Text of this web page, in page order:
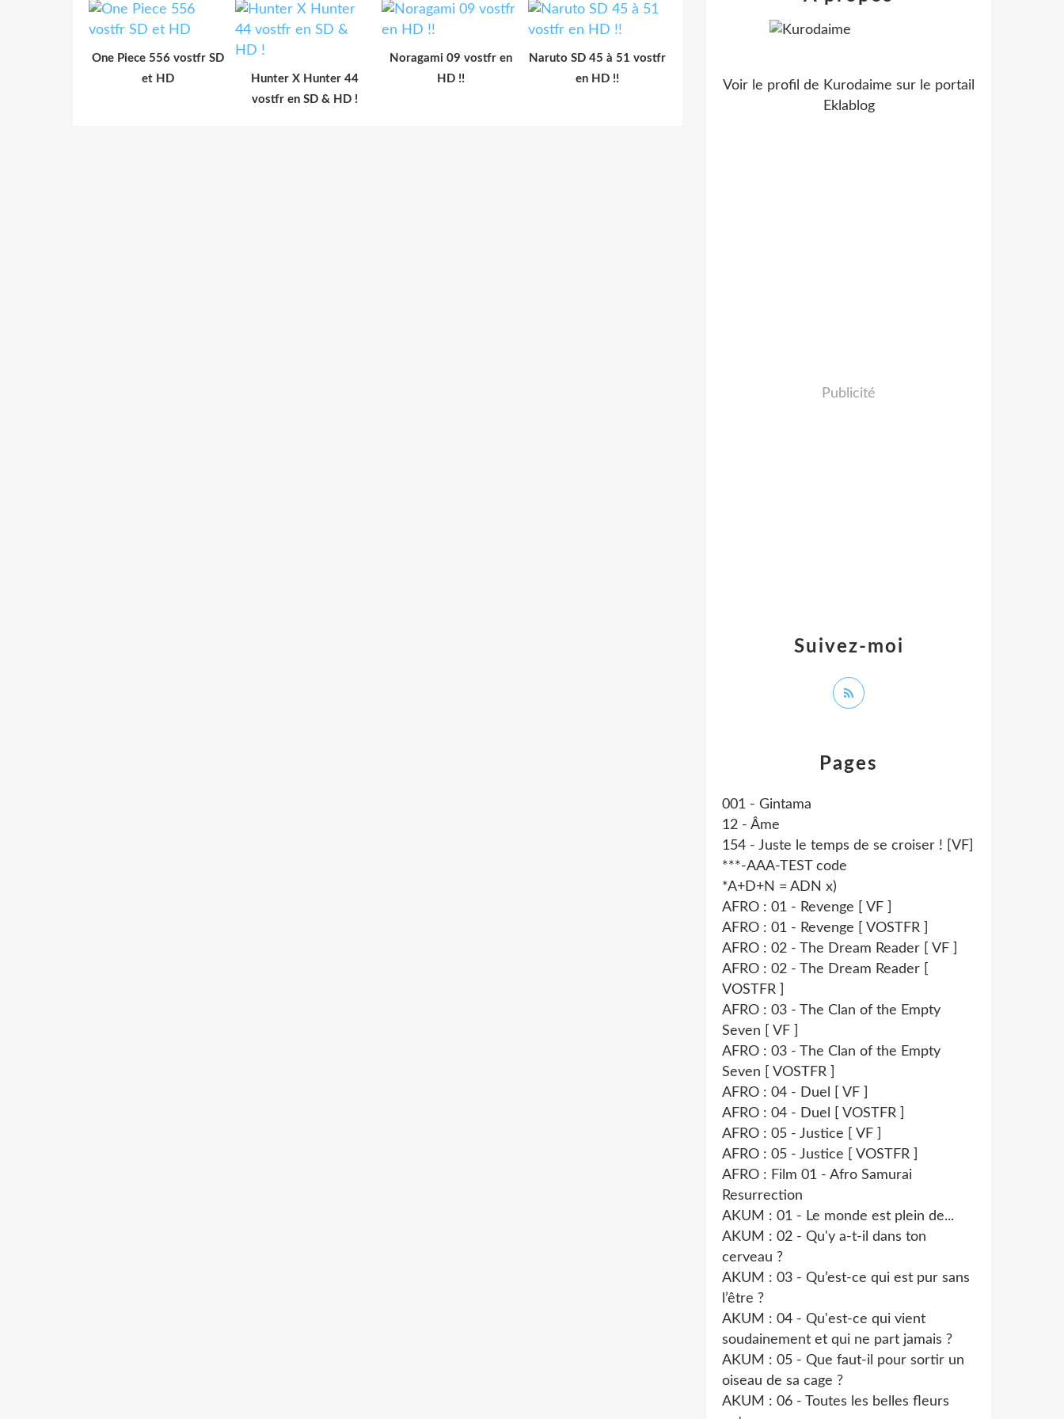
One Piece 556 vostfr SD
et HD
Hunter X Hunter 44
vostfr en SD & HD !
Noragami 09 vostfr en
HD !!
Naruto SD 45 à 51 vostfr
en HD !!
Pages
001 - Gintama
12 - Âme
154 - Juste le temps de se croiser ! [VF]
***-AAA-TEST code
*A+D+N = ADN x)
AFRO : 01 - Revenge [ VF ]
AFRO : 01 - Revenge [ VOSTFR ]
AFRO : 02 - The Dream Reader [ VF ]
AFRO : 02 - The Dream Reader [
VOSTFR ]
AFRO : 03 - The Clan of the Empty
Seven [ VF ]
AFRO : 03 - The Clan of the Empty
Seven [ VOSTFR ]
AFRO : 04 - Duel [ VF ]
AFRO : 04 - Duel [ VOSTFR ]
AFRO : 05 - Justice [ VF ]
AFRO : 05 - Justice [ VOSTFR ]
AFRO : Film 01 - Afro Samurai
Resurrection
AKUM : 01 - Le monde est plein de...
AKUM : 02 - Qu'y a-t-il dans ton
cerveau ?
AKUM : 03 - Qu’est-ce qui est pur sans
l’être ?
AKUM : 04 - Qu'est-ce qui vient
soudainement et qui ne part jamais ?
AKUM : 05 - Que faut-il pour sortir un
oiseau de sa cage ?
AKUM : 06 - Toutes les belles fleurs
Suivez-moi
Voir le profil de Kurodaime sur le portail
Eklablog
Publicité